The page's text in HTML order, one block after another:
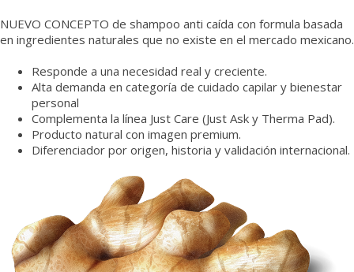
NUEVO CONCEPTO de shampoo anti caída con formula basada
en ingredientes naturales que no existe en el mercado mexicano.
Responde a una necesidad real y creciente.
Alta demanda en categoría de cuidado capilar y bienestar
personal
Complementa la línea Just Care (Just Ask y Therma Pad).
Producto natural con imagen premium.
Diferenciador por origen, historia y validación internacional.